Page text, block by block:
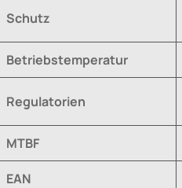
Schutz
Betriebstemperatur
Regulatorien
MTBF
EAN